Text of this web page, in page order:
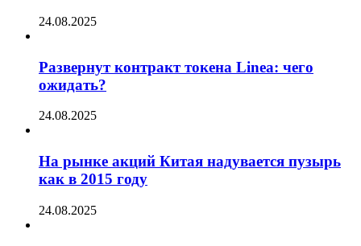
24.08.2025
Развернут контракт токена Linea: чего
ожидать?
24.08.2025
На рынке акций Китая надувается пузырь
как в 2015 году
24.08.2025